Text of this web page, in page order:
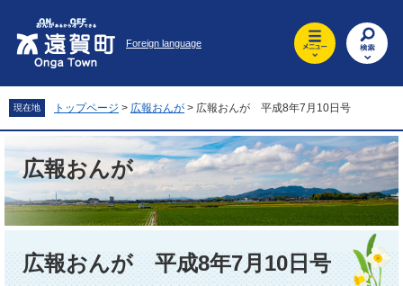
先
頭
を
飛
文
へ
Foreign language
現在地 トップページ > 広報おんが > 広報おんが 平成8年7月10日号
広報おんが
広報おんが 平成8年7月10日号